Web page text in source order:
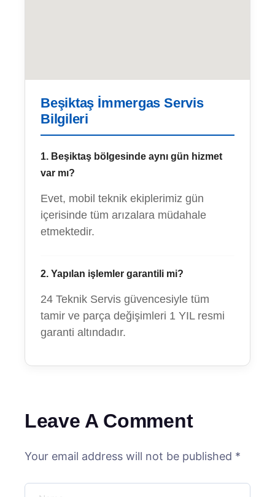
Beşiktaş İmmergas Servis
Bilgileri
1. Beşiktaş bölgesinde aynı gün hizmet
var mı?
Evet, mobil teknik ekiplerimiz gün
içerisinde tüm arızalara müdahale
etmektedir.
2. Yapılan işlemler garantili mi?
24 Teknik Servis güvencesiyle tüm
tamir ve parça değişimleri 1 YIL resmi
garanti altındadır.
Leave A Comment
Your email address will not be published *